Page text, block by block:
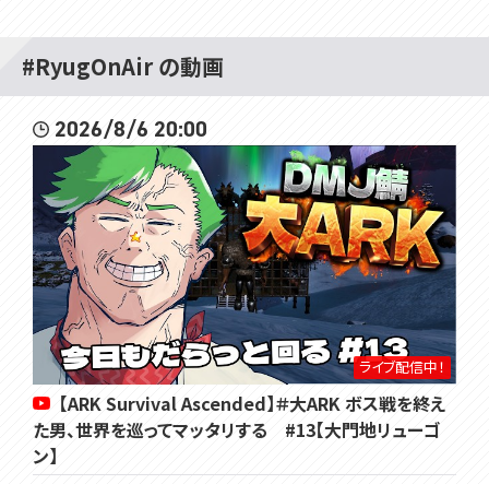
#RyugOnAir の動画
2026/8/6 20:00
ライブ配信中！
【ARK Survival Ascended】＃大ARK ボス戦を終え
た男、世界を巡ってマッタリする #13【大門地リューゴ
ン】